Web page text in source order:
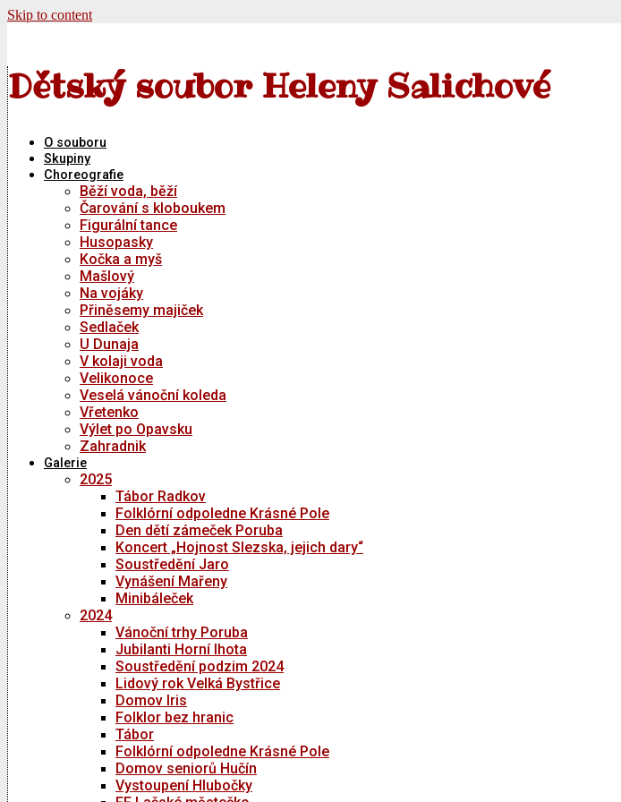
Skip to content
Dětský soubor Heleny Salichové
O souboru
Skupiny
Choreografie
Běží voda, běží
Čarování s kloboukem
Figurální tance
Husopasky
Kočka a myš
Mašlový
Na vojáky
Přiněsemy majiček
Sedlaček
U Dunaja
V kolaji voda
Velikonoce
Veselá vánoční koleda
Vřetenko
Výlet po Opavsku
Zahradnik
Galerie
2025
Tábor Radkov
Folklórní odpoledne Krásné Pole
Den dětí zámeček Poruba
Koncert „Hojnost Slezska, jejich dary“
Soustředění Jaro
Vynášení Mařeny
Minibáleček
2024
Vánoční trhy Poruba
Jubilanti Horní lhota
Soustředění podzim 2024
Lidový rok Velká Bystřice
Domov Iris
Folklor bez hranic
Tábor
Folklórní odpoledne Krásné Pole
Domov seniorů Hučín
Vystoupení Hlubočky